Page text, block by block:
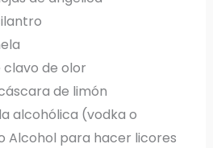
clavo de olor
de limón
alcohólica (vodka o
Alcohol para hacer licores